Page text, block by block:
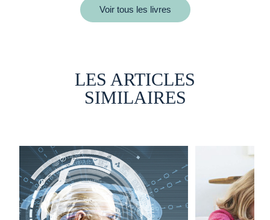
Voir tous les livres
LES ARTICLES
SIMILAIRES